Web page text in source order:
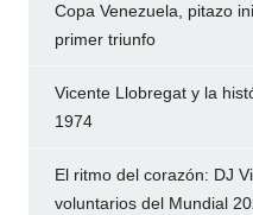
Copa Venezuela, pitazo
primer triunfo
Vicente Llobregat y la
1974
El ritmo del corazón: DJ
voluntarios del Mundial